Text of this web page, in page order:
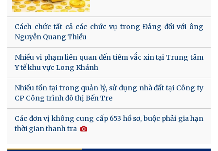
Cách chức tất cả các chức vụ trong Đảng đối với ông
Nguyễn Quang Thiều
Nhiều vi phạm liên quan đến tiêm vắc xin tại Trung tâm
Y tế khu vực Long Khánh
Nhiều tồn tại trong quản lý, sử dụng nhà đất tại Công ty
CP Công trình đô thị Bến Tre
Các đơn vị không cung cấp 653 hồ sơ, buộc phải gia hạn
thời gian thanh tra